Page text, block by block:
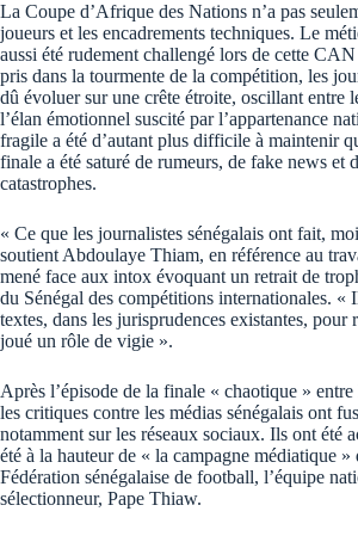
La Coupe d’Afrique des Nations n’a pas
joueurs et les encadrements techniques. Le
aussi été rudement challengé lors de cette
pris dans la tourmente de la compétition, les
dû évoluer sur une crête étroite, oscillant entre
l’élan émotionnel suscité par l’appartenance
fragile a été d’autant plus difficile à maintenir
finale a été saturé de rumeurs, de fake news et
catastrophes.
« Ce que les journalistes sénégalais ont fait,
soutient Abdoulaye Thiam, en référence au
mené face aux intox évoquant un retrait de
du Sénégal des compétitions internationales. «
textes, dans les jurisprudences existantes,
joué un rôle de vigie ».
Après l’épisode de la finale « chaotique »
les critiques contre les médias sénégalais ont
notamment sur les réseaux sociaux. Ils ont été
été à la hauteur de « la campagne médiatique »
Fédération sénégalaise de football, l’équipe
sélectionneur, Pape Thiaw.